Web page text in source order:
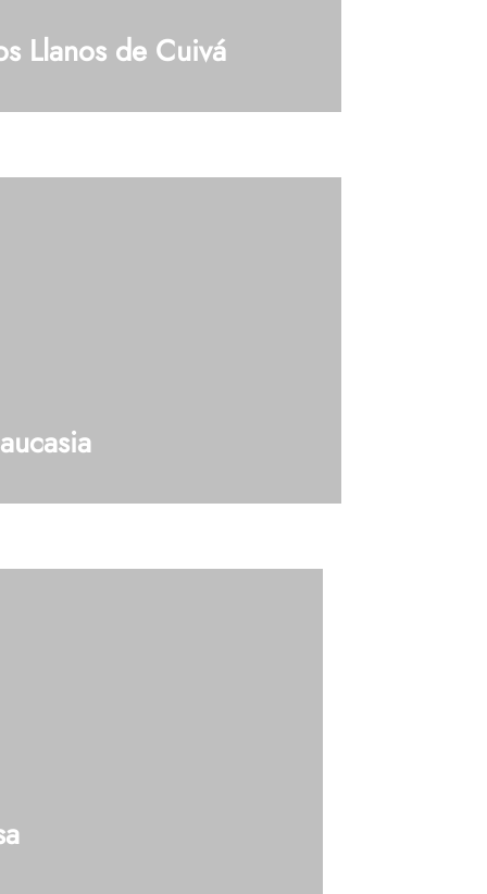
Llanos de Cuivá
dudas?, Hablemos
dudas?, Hablemos